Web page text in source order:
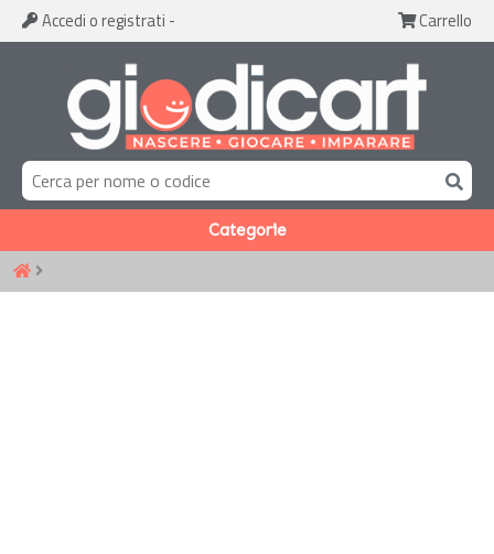
Accedi o registrati - Carrello
Categorie